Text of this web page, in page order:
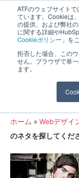
ATFのウェブサイト
ています。Cookieは
の提供、および弊社
に関する詳細や
Cookieポリシー 」を
拒否した場合、この
せん。ブラウザで単
ます。
長野県長野市・松本市ウ
「１日３０
タを探して
ホーム » Webデザイ
のネタを探してくだ